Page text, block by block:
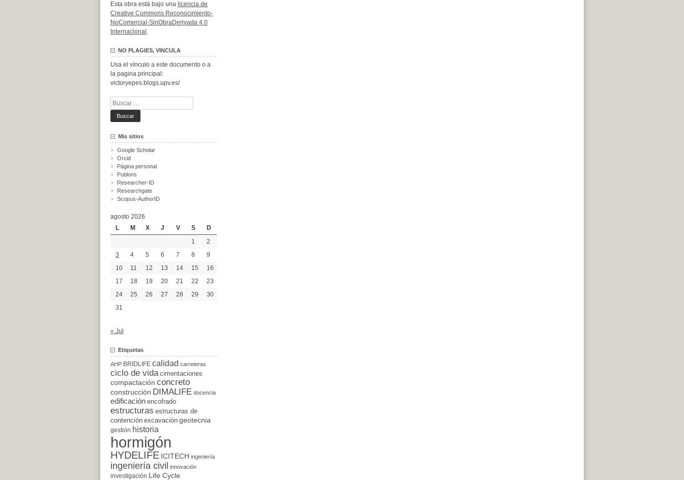
Esta obra está bajo una licencia de
Creative Commons Reconocimiento-
NoComercial-SinObraDerivada 4.0
Internacional .
NO PLAGIES, VINCULA
Usa el vínculo a este documento o a
la pagina principal:
victoryepes.blogs.upv.es/
Buscar:
Mis sitios
Google Scholar
Orcid
Página personal
Publons
Researcher-ID
Researchgate
Scopus-AuthorID
agosto 2026
L
M X J V S
D
1
2
3
4 5 6 7 8
9
10
11 12 13 14 15
16
17
18 19 20 21 22
23
24
25 26 27 28 29
30
31
« Jul
Etiquetas
AHP BRIDLIFE calidad carreteras
ciclo de vida cimentaciones
compactación concreto
construcción DIMALIFE docencia
edificación encofrado
estructuras estructuras de
contención excavación geotecnia
gestión historia
hormigón
HYDELIFE ICITECH ingeniería
ingeniería civil innovación
investigación
Life Cycle